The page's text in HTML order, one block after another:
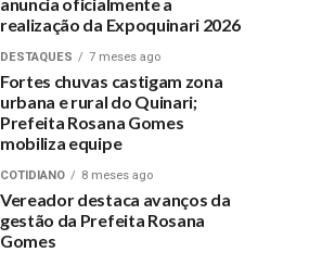
realização da Expoquinari 2026
DESTAQUES 7 meses ago
Fortes chuvas castigam zona
urbana e rural do Quinari;
Prefeita Rosana Gomes
mobiliza equipe
COTIDIANO 8 meses ago
Vereador destaca avanços da
gestão da Prefeita Rosana
Gomes